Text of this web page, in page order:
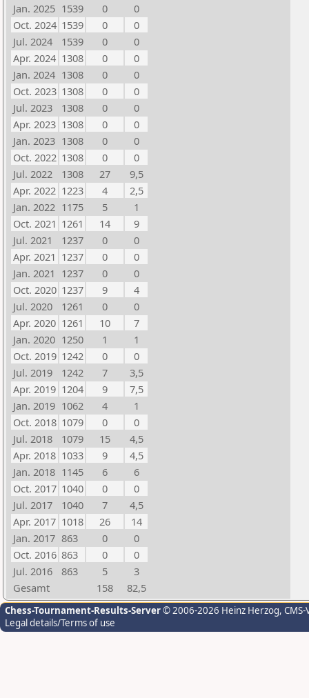
Jan. 2025 1539 0
0
Oct. 2024 1539 0
0
Jul. 2024
1539 0
0
Apr. 2024 1308 0
0
Jan. 2024 1308 0
0
Oct. 2023 1308 0
0
Jul. 2023
1308 0
0
Apr. 2023 1308 0
0
Jan. 2023 1308 0
0
Oct. 2022 1308 0
0
Jul. 2022
1308 27
9,5
Apr. 2022 1223 4
2,5
Jan. 2022 1175 5
1
Oct. 2021 1261 14
9
Jul. 2021
1237 0
0
Apr. 2021 1237 0
0
Jan. 2021 1237 0
0
Oct. 2020 1237 9
4
Jul. 2020
1261 0
0
Apr. 2020 1261 10
7
Jan. 2020 1250 1
1
Oct. 2019 1242 0
0
Jul. 2019
1242 7
3,5
Apr. 2019 1204 9
7,5
Jan. 2019 1062 4
1
Oct. 2018 1079 0
0
Jul. 2018
1079 15
4,5
Apr. 2018 1033 9
4,5
Jan. 2018 1145 6
6
Oct. 2017 1040 0
0
Jul. 2017
1040 7
4,5
Apr. 2017 1018 26
14
Jan. 2017 863 0
0
Oct. 2016 863 0
0
Jul. 2016
863 5
3
Gesamt
158 82,5
Chess-Tournament-Results-Server© 2006-2026 Heinz Herzog,
Legal details/Terms of use